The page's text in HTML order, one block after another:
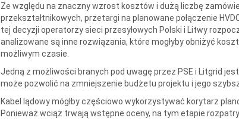
Ze względu na znaczny wzrost kosztów i dużą liczbę
przekształtnikowych, przetargi na planowane połączenie
tej decyzji operatorzy sieci przesyłowych Polski i Litwy
analizowane są inne rozwiązania, które mogłyby obniżyć
możliwym czasie.
Jedną z możliwości branych pod uwagę przez PSE i Litgrid
może pozwolić na zmniejszenie budżetu projektu i jego
Kabel lądowy mógłby częściowo wykorzystywać korytarz
Ponieważ wciąż trwają wstępne oceny, na tym etapie